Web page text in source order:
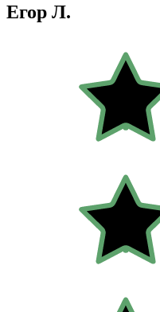
Егор Л.